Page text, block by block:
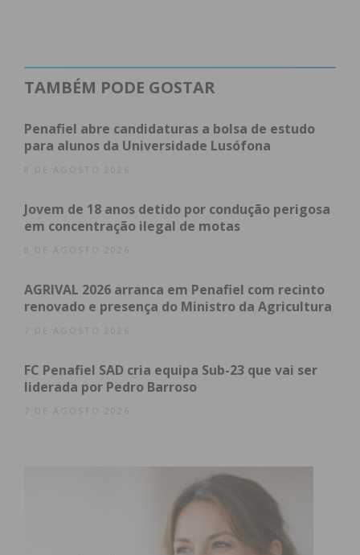
TAMBÉM PODE GOSTAR
Penafiel abre candidaturas a bolsa de estudo
para alunos da Universidade Lusófona
8 DE AGOSTO 2026
Jovem de 18 anos detido por condução perigosa
em concentração ilegal de motas
8 DE AGOSTO 2026
AGRIVAL 2026 arranca em Penafiel com recinto
renovado e presença do Ministro da Agricultura
7 DE AGOSTO 2026
FC Penafiel SAD cria equipa Sub-23 que vai ser
liderada por Pedro Barroso
7 DE AGOSTO 2026